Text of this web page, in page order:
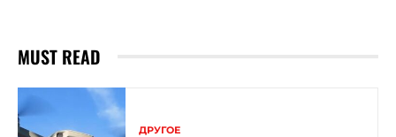
MUST READ
ДРУГОЕ